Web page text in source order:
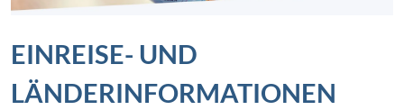
EINREISE- UND
LÄNDERINFORMATIONEN